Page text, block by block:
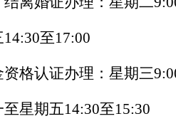
14:30至17:00
格认证办理 ： 星期三
至星期五14:30至15:30